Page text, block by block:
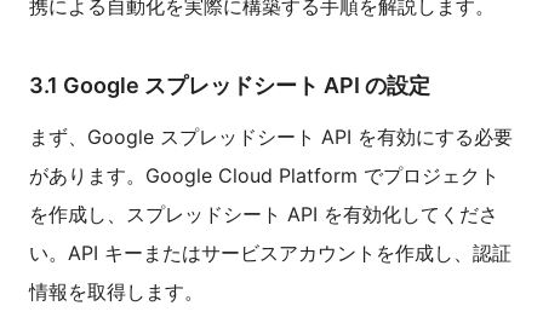
携による自動化を実際に構築する手順を解説します。
3.1 Google スプレッドシート API の設定
まず、Google スプレッドシート API を有効にする必要
があります。Google Cloud Platform でプロジェクト
を作成し、スプレッドシート API を有効化してくださ
い。API キーまたはサービスアカウントを作成し、認証
情報を取得します。